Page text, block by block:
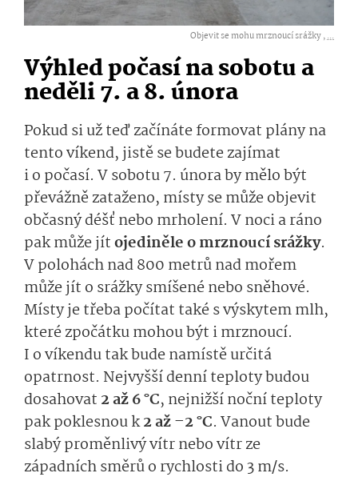
Objevit se mohu mrznoucí srážky ,...
Výhled počasí na sobotu a
neděli 7. a 8. února
Pokud si už teď začínáte formovat plány na
tento víkend, jistě se budete zajímat
i o počasí. V sobotu 7. února by mělo být
převážně zataženo, místy se může objevit
občasný déšť nebo mrholení. V noci a ráno
pak může jítojediněle o mrznoucí srážky.
V polohách nad 800 metrů nad mořem
může jít o srážky smíšené nebo sněhové.
Místy je třeba počítat také s výskytem mlh,
které zpočátku mohou být i mrznoucí.
I o víkendu tak bude namístě určitá
opatrnost. Nejvyšší denní teploty budou
dosahovat 2 až 6 °C, nejnižší noční teploty
pak poklesnou k2 až –2 °C. Vanout bude
slabý proměnlivý vítr nebo vítr ze
západních směrů o rychlosti do 3 m/s.